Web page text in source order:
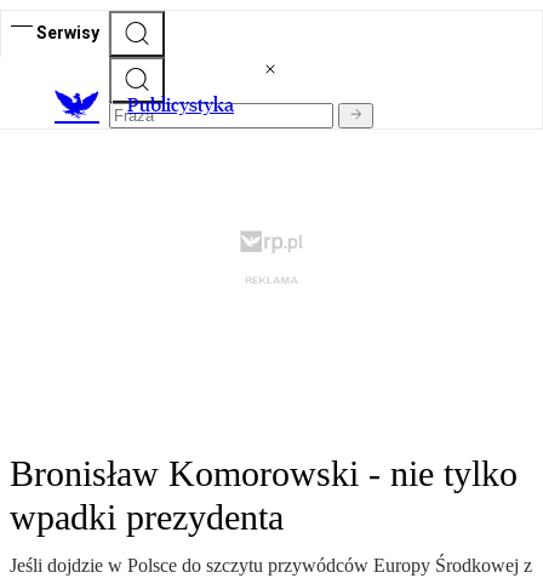
Serwisy
Publicystyka
Bronisław Komorowski - nie tylko
wpadki prezydenta
Jeśli dojdzie w Polsce do szczytu przywódców Europy Środkowej z